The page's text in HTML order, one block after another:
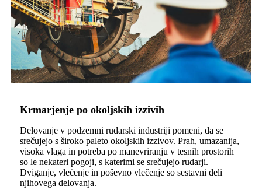
Krmarjenje po okoljskih izzivih
Delovanje v podzemni rudarski industriji pomeni, da se
srečujejo s široko paleto okoljskih izzivov. Prah, umazanija,
visoka vlaga in potreba po manevriranju v tesnih prostorih
so le nekateri pogoji, s katerimi se srečujejo rudarji.
Dviganje, vlečenje in poševno vlečenje so sestavni deli
njihovega delovanja.